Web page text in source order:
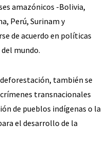
amazónicos -Bolivia,
Perú, Surinam y
de acuerdo en políticas
mundo.
también se
transnacionales
de pueblos indígenas o la
el desarrollo de la